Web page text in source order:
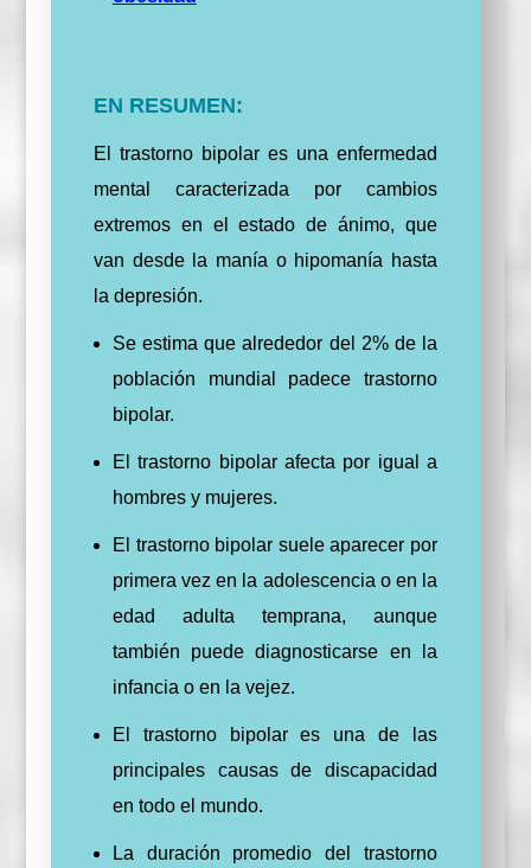
EN RESUMEN:
El trastorno bipolar es una enfermedad
mental caracterizada por cambios
extremos en el estado de ánimo, que
van desde la manía o hipomanía hasta
la depresión.
Se estima que alrededor del 2% de la
población mundial padece trastorno
bipolar.
El trastorno bipolar afecta por igual a
hombres y mujeres.
El trastorno bipolar suele aparecer por
primera vez en la adolescencia o en la
edad adulta temprana, aunque
también puede diagnosticarse en la
infancia o en la vejez.
El trastorno bipolar es una de las
principales causas de discapacidad
en todo el mundo.
La duración promedio del trastorno